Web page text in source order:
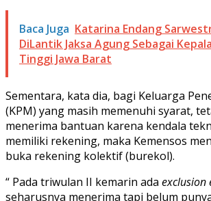
Baca Juga Katarina Endang
DiLantik Jaksa Agung Sebagai
Tinggi Jawa Barat
Sementara, kata dia, bagi Keluarga
(KPM) yang masih memenuhi syarat,
menerima bantuan karena kendala
memiliki rekening, maka Kemensos
buka rekening kolektif (burekol).
“ Pada triwulan II kemarin ada exclusion
seharusnya menerima tapi belum